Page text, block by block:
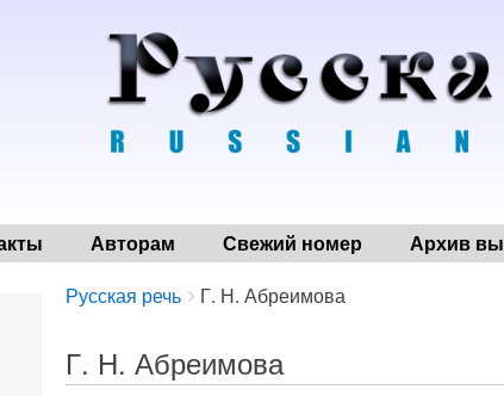
Авторам Свежий номер Архив
Breadcrumbs
You
here:
Русская речь Г. Н. Абреимова
Г. Н. Абреимова